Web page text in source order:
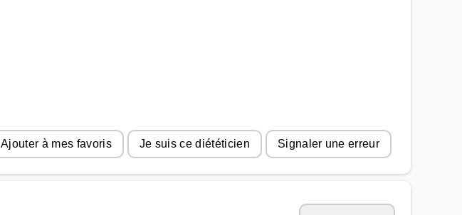
Ajouter à mes favoris Je suis ce diététicien Signaler une erreur